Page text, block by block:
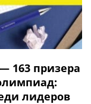
163 призера
лидеров